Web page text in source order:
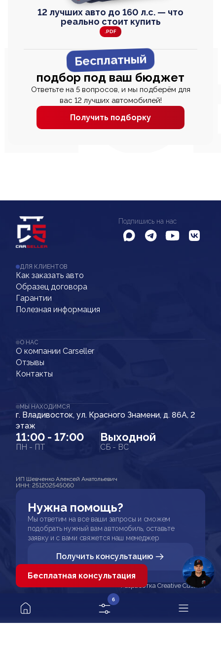
12 лучших авто до 160 л.с. — что
реально стоит купить
.PDF
Бесплатный
подбор под ваш бюджет
Ответьте на 5 вопросов, и мы подберём для
вас 12 лучших автомобилей!
Получить подборку
Подпишись на нас
ДЛЯ КЛИЕНТОВ
Как заказать авто
Образец договора
Гарантии
Полезная информация
О НАС
О компании Carseller
Отзывы
Контакты
МЫ НАХОДИМСЯ
г. Владивосток, ул. Красного Знамени, д. 86А, 2
этаж
11:00 - 17:00
ПН - ПТ
Выходной
СБ - ВС
ИП Шевченко Алексей Анатольевич
ИНН: 251202545060
Нужна помощь?
Мы ответим на все ваши запросы и сможем
подобрать нужный вам автомобиль, оставьте
заявку и с вами свяжется наш менеджер
Получить консультацию
Разработка Creative Custom
6
Бесплатная консультация